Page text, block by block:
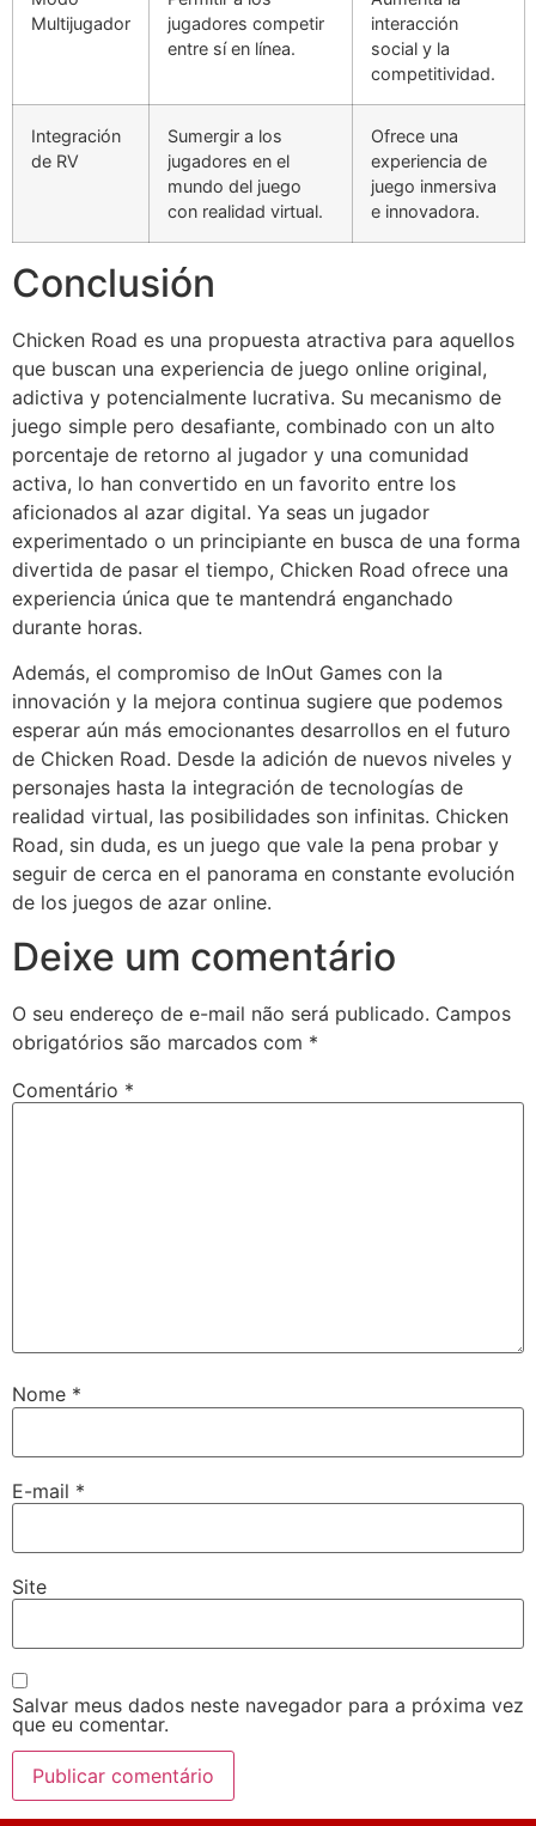
Multijugador
jugadores competir
entre sí en línea.
interacción
social y la
competitividad.
Integración
de RV
Sumergir a los
jugadores en el
mundo del juego
con realidad virtual.
Ofrece una
experiencia de
juego inmersiva
e innovadora.
Conclusión
Chicken Road es una propuesta atractiva para aquellos
que buscan una experiencia de juego online original,
adictiva y potencialmente lucrativa. Su mecanismo de
juego simple pero desafiante, combinado con un alto
porcentaje de retorno al jugador y una comunidad
activa, lo han convertido en un favorito entre los
aficionados al azar digital. Ya seas un jugador
experimentado o un principiante en busca de una forma
divertida de pasar el tiempo, Chicken Road ofrece una
experiencia única que te mantendrá enganchado
durante horas.
Además, el compromiso de InOut Games con la
innovación y la mejora continua sugiere que podemos
esperar aún más emocionantes desarrollos en el futuro
de Chicken Road. Desde la adición de nuevos niveles y
personajes hasta la integración de tecnologías de
realidad virtual, las posibilidades son infinitas. Chicken
Road, sin duda, es un juego que vale la pena probar y
seguir de cerca en el panorama en constante evolución
de los juegos de azar online.
Deixe um comentário
O seu endereço de e-mail não será publicado. Campos
obrigatórios são marcados com *
Comentário *
Nome *
E-mail *
Site
Salvar meus dados neste navegador para a próxima vez
que eu comentar.